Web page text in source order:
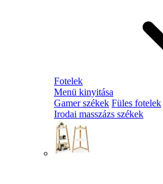
Fotelek
Menü kinyitása
Gamer székek Füles fotelek
Irodai masszázs székek